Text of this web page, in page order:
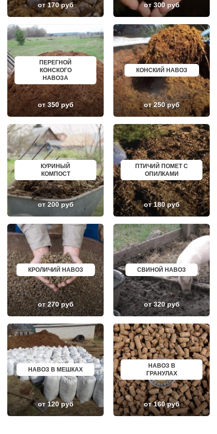
ЛУКИНО
ЛУНЕВО
ЛЫТКАРИНО
ЛЬВОВСКИЙ
ЛЮБЕРЦЫ
ЛЮБУЧАНЫ
МАЛАХОВКА
МАЛИНО
МАМЫРИ
МАРФИНО
МЕНДЕЛЕЕВО
МЕШКОВО
МЕЩЕРИНО
МИХНЕВО
МИШЕРОНСКИЙ
МОЖАЙСК
МОЛОДЕЖНЫЙ
МОЛОКОВО
МОНИНО
МОСКОВСКИЙ
МУХАНОВО
МЫТИЩИ
НАРО-ФОМИНСК
НАХАБИНО
НЕКРАСОВКА
НЕКРАСОВСКИЙ
НЕМЧИНОВКА
НИЖНЕЕ ВАЛУЕВО
НОВИНКИ
НОВОБРАТЦЕВСКИЙ
НОВОИВАНОВСКОЕ
НОВОПЕТРОВСКОЕ
НОВОПОДРЕЗКОВО
НОВОСИНЬКОВО
НОГИНСК
ОБОЛЕНСК
ОБУХОВО
ОДИНЦОВО
ОЖЕРЕЛЬЕ
ОКТЯБРЬСКИЙ
ОПАЛИХА
ОРЕХОВО-ЗУЕВО
ОСТРОВЦЫ
ПАВЛОВСКАЯ СЛОБОДА
ПАВЛОВСКИЙ ПОСАД
ПЕНИНО
ПЕРВОМАЙСКОЕ
ПЕРЕСВЕТ
ПЕСКИ
ПИРОГОВСКИЙ
ПОВАРОВО
ПОДОЛЬСК
ПОЛУШКИНО
КУРГАНИНСК
ЩЕКИНО
СИМ
МАЛОЯРОСЛАВЕЦ
МАРИИНСК
МИНУСИНСК
ВЕРХНЯЯ ПЫШМА
РОССОШЬ
УСТЬ ЛАБИНСК
КОМСОМОЛЬСК
РЖЕВ
АЛЕКСЕЕВКА
ВЯЗЬМА
ИШИМ
ПОКРОВ
ЗЕЛЕНОДОЛЬСК
ЛИВНЫ
БОБРОВ
ЛИСКИ
КУЗНЕЦК
БАЛАШОВ
ВЫШНИЙ ВОЛОЧЕК
БЕЛОЯРСКИЙ
ГУСЬ ХРУСТАЛЬНЫЙ
ИЗБЕРБАШ
НАЗРАНЬ
АБИНСК
ПЕРЕВОЗ
ИСКИТИМ
СЫСЕРТЬ
КЫЗЫЛ
МИХАЙЛОВКА
АКСАЙ
ПЕРЕСЛАВЛЬ ЗАЛЕССКИЙ
ЖУКОВ
КУРЧАТОВ
УГЛИЧ
ШЕБЕКИНО
БЕЛОВО
СОКОЛ
ОЗЕРСК
ОКТЯБРЬСК
КИМРЫ
КОТЛАС
УСТЬ ИЛИМСК
ШАДРИНСК
ДАНКОВ
МИЧУРИНСК
ВЯЗНИКИ
ГОРОДЕЦ
САСОВО
СУХОЙ ЛОГ
ГУРЬЕВСК
от 170 руб от 300 руб
ПЕРЕГНОЙ
КОНСКОГО
НАВОЗА
от 350 руб
КОНСКИЙ НАВОЗ
от 250 руб
КУРИНЫЙ
КОМПОСТ
от 200 руб
ПТИЧИЙ ПОМЕТ С
ОПИЛКАМИ
от 180 руб
КРОЛИЧИЙ НАВОЗ
от 270 руб
СВИНОЙ НАВОЗ
от 320 руб
НАВОЗ В МЕШКАХ
от 120 руб
НАВОЗ В
ГРАНУЛАХ
от 160 руб